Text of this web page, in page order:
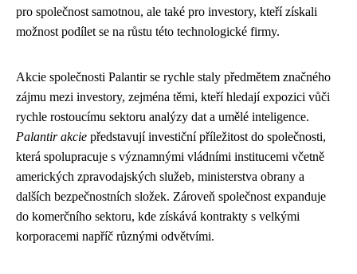
pro společnost samotnou, ale také pro investory, kteří získali
možnost podílet se na růstu této technologické firmy.
Akcie společnosti Palantir se rychle staly předmětem značného
zájmu mezi investory, zejména těmi, kteří hledají expozici vůči
rychle rostoucímu sektoru analýzy dat a umělé inteligence.
Palantir akcie představují investiční příležitost do společnosti,
která spolupracuje s významnými vládními institucemi včetně
amerických zpravodajských služeb, ministerstva obrany a
dalších bezpečnostních složek. Zároveň společnost expanduje
do komerčního sektoru, kde získává kontrakty s velkými
korporacemi napříč různými odvětvími.